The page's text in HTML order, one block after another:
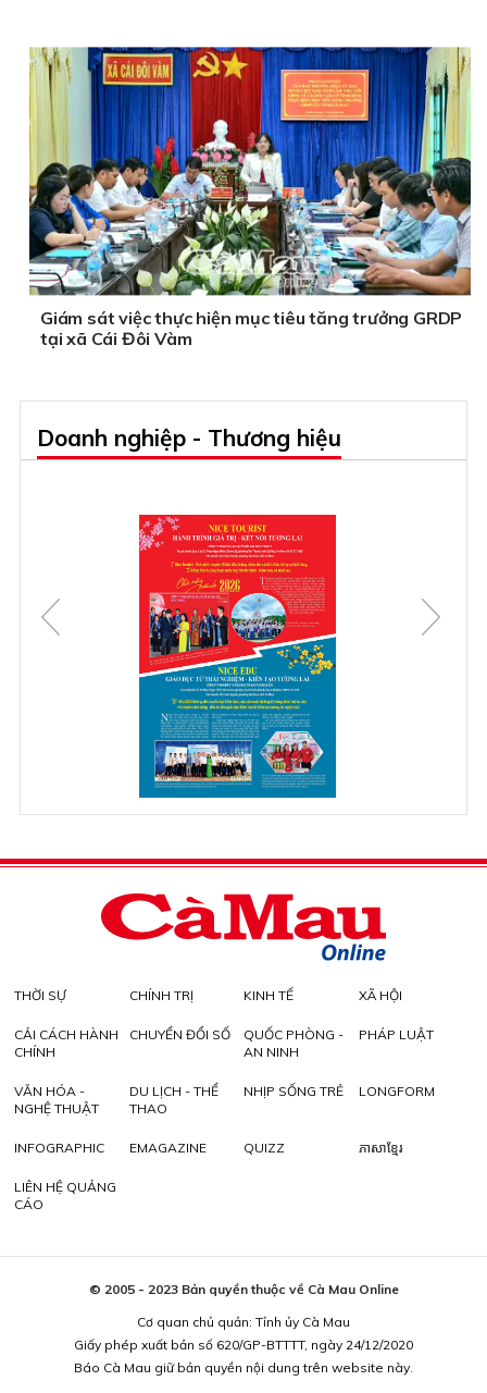
Giám sát việc thực hiện mục tiêu tăng trưởng GRDP
tại xã Cái Đôi Vàm
Doanh nghiệp - Thương hiệu
THỜI SỰ CHÍNH TRỊ KINH TẾ XÃ HỘI
CẢI CÁCH HÀNH
CHÍNH
CHUYỂN ĐỔI SỐ
QUỐC PHÒNG -
AN NINH
PHÁP LUẬT
VĂN HÓA -
NGHỆ THUẬT
DU LỊCH - THỂ
THAO
NHỊP SỐNG TRẺ LONGFORM
INFOGRAPHIC EMAGAZINE QUIZZ ភាសាខ្មែរ
LIÊN HỆ QUẢNG
CÁO
© 2005 - 2023 Bản quyền thuộc về Cà Mau Online
Cơ quan chủ quản: Tỉnh ủy Cà Mau
Giấy phép xuất bản số 620/GP-BTTTT, ngày 24/12/2020
Báo Cà Mau giữ bản quyền nội dung trên website này.